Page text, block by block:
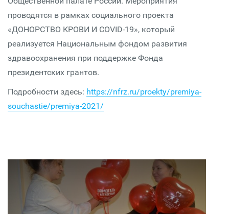
проводятся в рамках социального проекта
«ДОНОРСТВО КРОВИ И COVID-19», который
реализуется Национальным фондом развития
здравоохранения при поддержке Фонда
президентских грантов.
Подробности здесь: https://nfrz.ru/proekty/premiya-
souchastie/premiya-2021/